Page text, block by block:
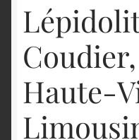
Haute-